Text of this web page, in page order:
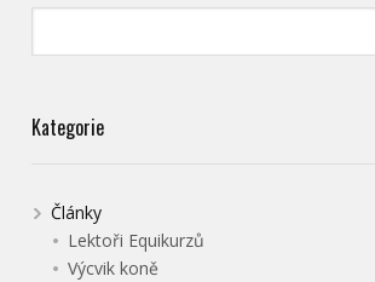
Kategorie
Články
Lektoři Equikurzů
Výcvik koně